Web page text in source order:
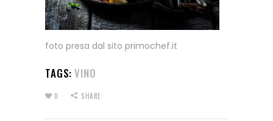
foto presa dal sito primochef.it
TAGS: VINO
0 SHARE